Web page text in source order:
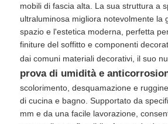
mobili di fascia alta. La sua struttura a
ultraluminosa migliora notevolmente la
spazio e l'estetica moderna, perfetta
finiture del soffitto e componenti
dai comuni materiali decorativi, il suo
prova di umidità e
scolorimento, desquamazione e
di cucina e bagno. Supportato da
mm e da una facile lavorazione,